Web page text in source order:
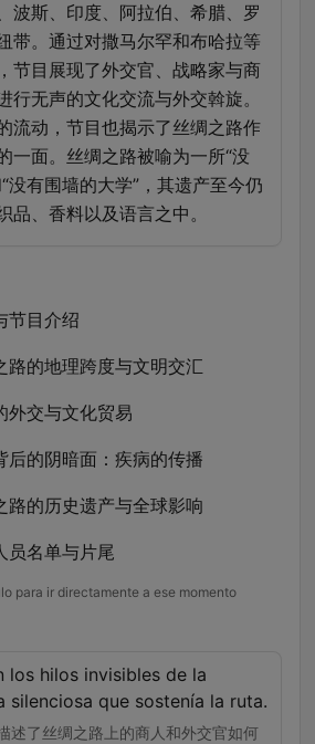
波斯、印度、阿拉伯、希腊、罗
带。通过对撒马尔罕和布哈拉等
节目展现了外交官、战略家与商
行无声的文化交流与外交斡旋。
流动，节目也揭示了丝绸之路作
一面。丝绸之路被喻为一所“没
没有围墙的大学”，其遗产至今仍
品、香料以及语言之中。
节目介绍
路的地理跨度与文明交汇
外交与文化贸易
后的阴暗面：疾病的传播
路的历史遗产与全球影响
员名单与片尾
para ir directamente a ese momento
los hilos invisibles de la
silenciosa que sostenía la ruta.
述了丝绸之路上的商人和外交官如何